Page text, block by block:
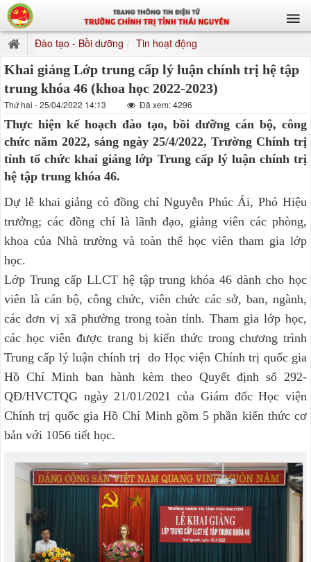
Đào tạo - Bồi dưỡng Tin hoạt động
Khai giảng Lớp trung cấp lý luận chính trị hệ tập
trung khóa 46 (khoa học 2022-2023)
Thứ hai - 25/04/2022 14:13 Đã xem: 4296
Thực hiện kế hoạch đào tạo, bồi dưỡng cán bộ, công
chức năm 2022, sáng ngày 25/4/2022, Trường Chính trị
tỉnh tổ chức khai giảng lớp Trung cấp lý luận chính trị
hệ tập trung khóa 46.
Dự lễ khai giảng có đồng chí Nguyễn Phúc Ái, Phó Hiệu
trưởng; các đồng chí là lãnh đạo, giảng viên các phòng,
khoa của Nhà trường và toàn thể học viên tham gia lớp
học.
Lớp Trung cấp LLCT hệ tập trung khóa 46 dành cho học
viên là cán bộ, công chức, viên chức các sở, ban, ngành,
các đơn vị xã phường trong toàn tỉnh. Tham gia lớp học,
các học viên được trang bị kiến thức trong chương trình
Trung cấp lý luận chính trị do Học viện Chính trị quốc gia
Hồ Chí Minh ban hành kèm theo Quyết định số 292-
QĐ/HVCTQG ngày 21/01/2021 của Giám đốc Học viện
Chính trị quốc gia Hồ Chí Minh gồm 5 phần kiến thức cơ
bản với 1056 tiết học.